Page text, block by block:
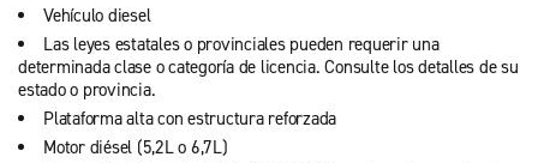
Vehículo diesel
Las leyes estatales o provinciales pueden requerir una
determinada clase o categoría de licencia. Consulte los detalles de su
estado o provincia.
Plataforma alta con estructura reforzada
Motor diésel (5,2L o 6,7L)